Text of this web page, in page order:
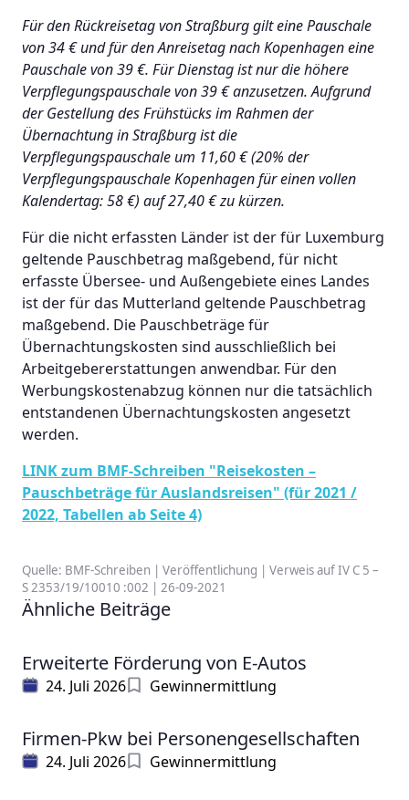
Für den Rückreisetag von Straßburg gilt eine Pauschale
von 34 € und für den Anreisetag nach Kopenhagen eine
Pauschale von 39 €. Für Dienstag ist nur die höhere
Verpflegungspauschale von 39 € anzusetzen. Aufgrund
der Gestellung des Frühstücks im Rahmen der
Übernachtung in Straßburg ist die
Verpflegungspauschale um 11,60 € (20% der
Verpflegungspauschale Kopenhagen für einen vollen
Kalendertag: 58 €) auf 27,40 € zu kürzen.
Für die nicht erfassten Länder ist der für Luxemburg
geltende Pauschbetrag maßgebend, für nicht
erfasste Übersee- und Außengebiete eines Landes
ist der für das Mutterland geltende Pauschbetrag
maßgebend. Die Pauschbeträge für
Übernachtungskosten sind ausschließlich bei
Arbeitgebererstattungen anwendbar. Für den
Werbungskostenabzug können nur die tatsächlich
entstandenen Übernachtungskosten angesetzt
werden.
LINK zum BMF-Schreiben "Reisekosten –
Pauschbeträge für Auslandsreisen" (für 2021 /
2022, Tabellen ab Seite 4)
Quelle: BMF-Schreiben | Veröffentlichung | Verweis auf IV C 5 –
S 2353/19/10010 :002 | 26-09-2021
Ähnliche Beiträge
Erweiterte Förderung von E-Autos
24. Juli 2026 Gewinnermittlung
Firmen-Pkw bei Personengesellschaften
24. Juli 2026 Gewinnermittlung